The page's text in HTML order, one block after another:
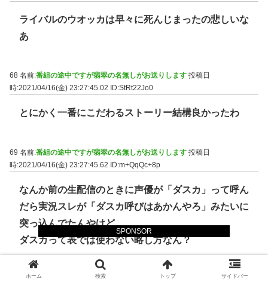
SPONSOR
ライバルのウオッカは早々に死んじまったの悲しいな
あ
68 名前:番組の途中ですが翡翠の名無しがお送りします 投稿日
時:2021/04/16(金) 23:27:45.02
ID:StRt22Jo0
とにかく一番にこだわるストーリー結構良かったわ
69 名前:番組の途中ですが翡翠の名無しがお送りします 投稿日
時:2021/04/16(金) 23:27:45.62
ID:m+QqQc+8p
なんか前の生配信のときに声優が「ダスカ」って呼ん
だら実況スレが「ダスカ呼びはあかんやろ」みたいに
突っ込んでたんやけど
ダスカって表では使わない略し方なん？
89 名前: 番組の途中ですが翡翠の名無しがお送りします
ホーム 検索 トップ サイドバー